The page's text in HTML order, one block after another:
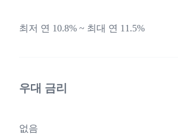
최저 연 10.8% ~ 최대 연 11.5%
우대 금리
없음